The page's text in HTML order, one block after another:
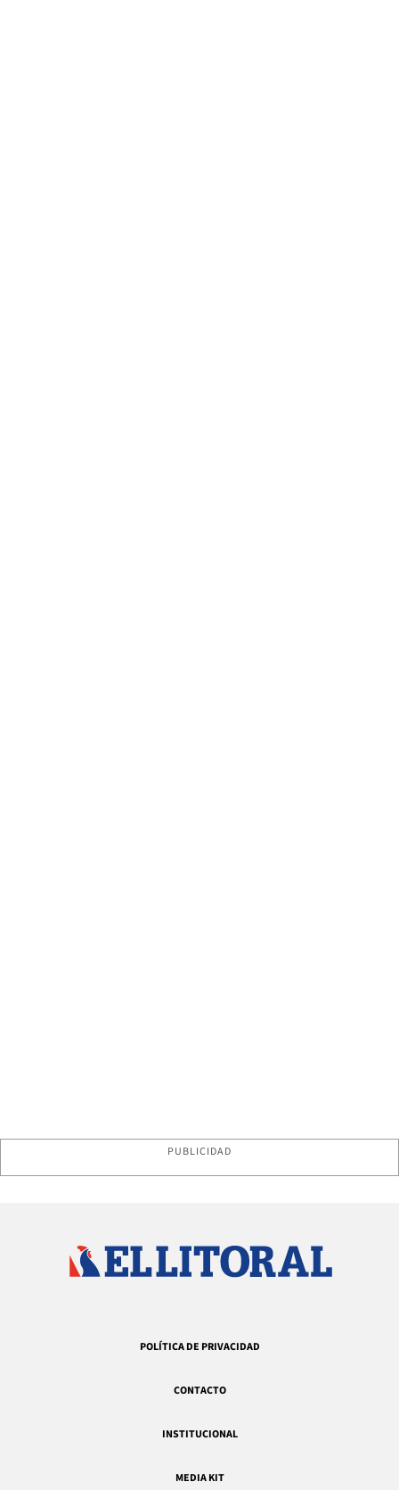
PUBLICIDAD
POLÍTICA DE PRIVACIDAD
CONTACTO
INSTITUCIONAL
MEDIA KIT